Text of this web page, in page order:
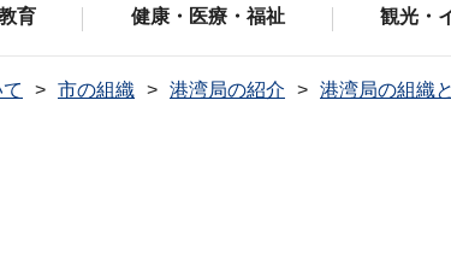
育 健康・医療・福祉 観光・
市の組織 港湾局の紹介 港湾局の組織